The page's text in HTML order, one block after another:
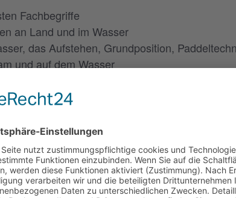
Fachbegriffe
an Land und im Wasser
das Aufstehen, Grundposition,
und auf dem Wasser
(Board,Paddel, Boardleash) enthalten.